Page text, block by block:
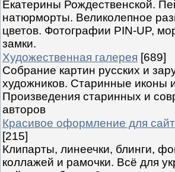
Екатерины Рождественской.
натюрморты. Великолепное
цветов. Фотографии PIN-UP,
замки.
Художественная галерея [689]
Собрание картин русских и
художников. Старинные иконы
Произведения старинных и
авторов
Красивое оформление для
[215]
Клипарты, линеечки, блинги,
коллажей и рамочки. Всё для